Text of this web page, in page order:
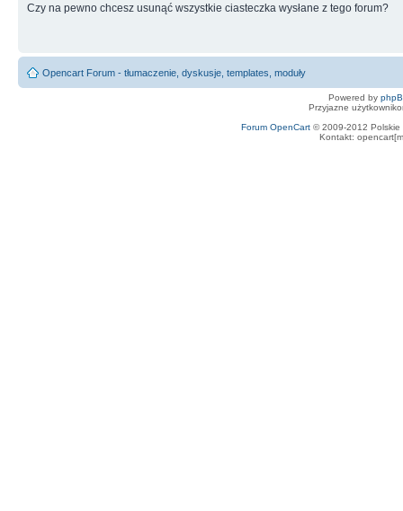
Czy na pewno chcesz usunąć wszystkie ciasteczka wysłane z tego forum?
Opencart Forum - tłumaczenie, dyskusje, templates, moduły
Powered by
Przyjazne
Forum OpenCart© 2009-2012 Polskie
Kontakt: